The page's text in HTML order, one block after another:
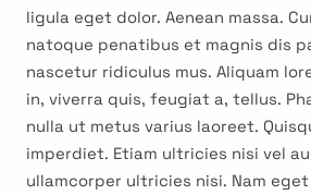
ligula eget dolor. Aenean massa.
natoque penatibus et magnis dis
nascetur ridiculus mus. Aliquam
in, viverra quis, feugiat a, tellus.
nulla ut metus varius laoreet.
imperdiet. Etiam ultricies nisi vel
ullamcorper ultricies nisi. Nam eget